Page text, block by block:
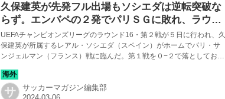
久保建英が先発フル出場もソシエダは逆転突破な
らず。エンバペの２発でパリＳＧに敗れ、ラウン
ド16で敗退◎ＣＬ
UEFAチャンピオンズリーグのラウンド16・第２戦が５日に行われ、久
保建英が所属するレアル・ソシエダ（スペイン）がホームでパリ・サ
ンジェルマン（フランス）戦に臨んだ。第１戦を０−２で落としてお
戦。右ウイングで先発した久保もフル出場で奮闘したが、ネクストス
テージの扉は開けなかった。
サ サッカーマガジン編集部